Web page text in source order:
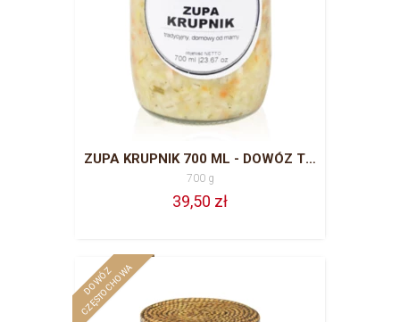
ZUPA KRUPNIK 700 ML - DOWÓZ TYLKO CZĘSTOCHOWA
700 g
39,50 zł
D
O
W
Ó
Z
C
Z
Ę
S
T
O
C
H
O
W
A